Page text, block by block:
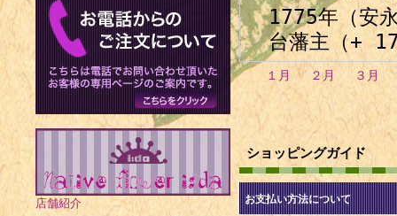
1775年（安
台藩主（+
1785年（天
者・歌人（+
1799年 - ジ
ンマン（+
1803年 - ア
（+ 1888年
１月 ２月 ３月
ショッピングガイド
お支払い方法について
店舗紹介